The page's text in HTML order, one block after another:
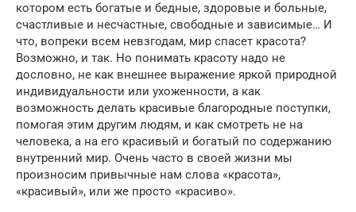
котором есть богатые и бедные, здоровые и больные,
счастливые и несчастные, свободные и зависимые… И
что, вопреки всем невзгодам, мир спасет красота?
Возможно, и так. Но понимать красоту надо не
дословно, не как внешнее выражение яркой природной
индивидуальности или ухоженности, а как
возможность делать красивые благородные поступки,
помогая этим другим людям, и как смотреть не на
человека, а на его красивый и богатый по содержанию
внутренний мир. Очень часто в своей жизни мы
произносим привычные нам слова «красота»,
«красивый», или же просто «красиво».